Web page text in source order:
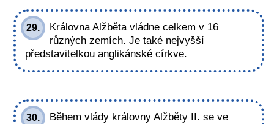
29.
Královna Alžběta vládne celkem v 16
různých zemích. Je také nejvyšší
představitelkou anglikánské církve.
30.
Během vlády královny Alžběty II. se ve